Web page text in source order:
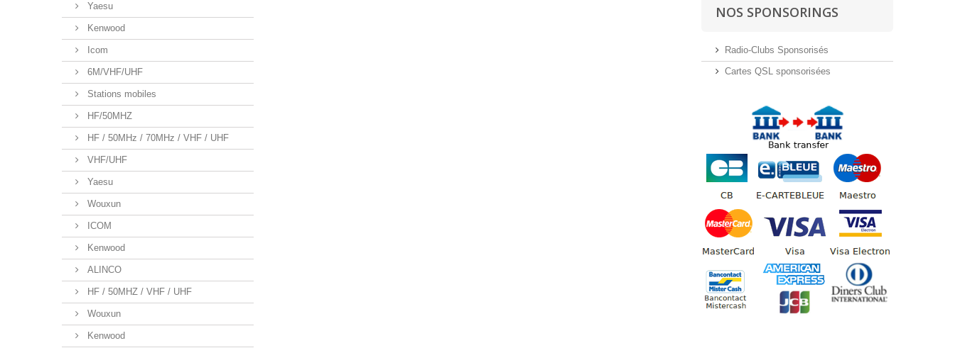
Yaesu
Kenwood
Icom
6M/VHF/UHF
Stations mobiles
HF/50MHZ
HF / 50MHz / 70MHz / VHF / UHF
VHF/UHF
Yaesu
Wouxun
ICOM
Kenwood
ALINCO
HF / 50MHZ / VHF / UHF
Wouxun
Kenwood
NOS SPONSORINGS
Radio-Clubs Sponsorisés
Cartes QSL sponsorisées